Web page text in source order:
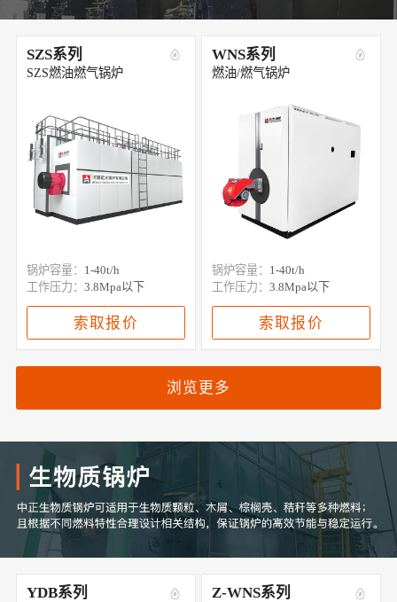
SZS系列
SZS燃油燃气锅炉
锅炉容量： 1-40t/h
工作压力： 3.8Mpa以下
索取报价
WNS系列
燃油/燃气锅炉
锅炉容量： 1-40t/h
工作压力： 3.8Mpa以下
索取报价
浏览更多
YDB系列 Z-WNS系列